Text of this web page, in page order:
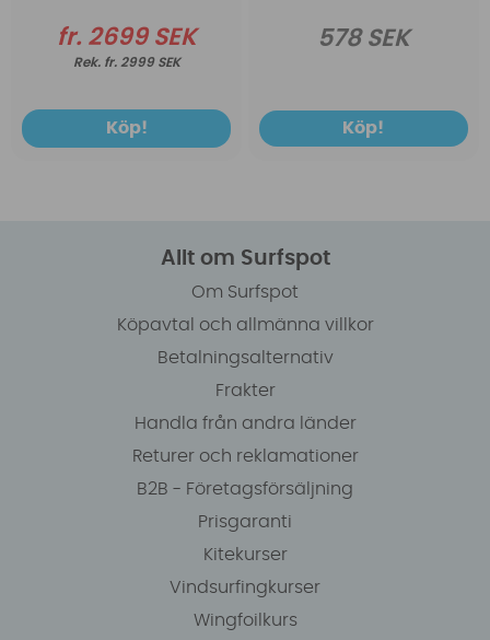
fr. 2699 SEK
fr. 2999 SEK
Köp!
578 SEK
Köp!
Allt om Surfspot
Om Surfspot
Köpavtal och allmänna villkor
Betalningsalternativ
Frakter
Handla från andra länder
Returer och reklamationer
B2B - Företagsförsäljning
Prisgaranti
Kitekurser
Vindsurfingkurser
Wingfoilkurs